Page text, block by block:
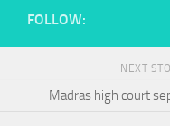
FOLLOW:
NEXT
Madras high court